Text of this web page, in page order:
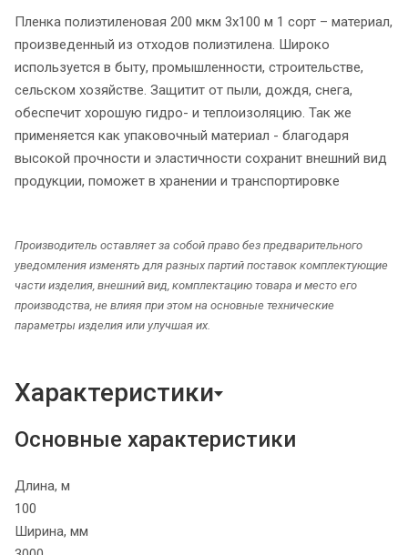
Пленка полиэтиленовая 200 мкм 3х100 м 1 сорт – материал,
произведенный из отходов полиэтилена. Широко
используется в быту, промышленности, строительстве,
сельском хозяйстве. Защитит от пыли, дождя, снега,
обеспечит хорошую гидро- и теплоизоляцию. Так же
применяется как упаковочный материал - благодаря
высокой прочности и эластичности сохранит внешний вид
продукции, поможет в хранении и транспортировке
Производитель оставляет за собой право без предварительного
уведомления изменять для разных партий поставок комплектующие
части изделия, внешний вид, комплектацию товара и место его
производства, не влияя при этом на основные технические
параметры изделия или улучшая их.
Характеристики
Основные характеристики
Длина, м
100
Ширина, мм